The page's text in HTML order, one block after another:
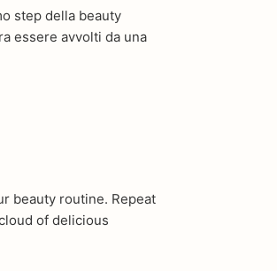
step della beauty
essere avvolti da una
beauty routine. Repeat
of delicious